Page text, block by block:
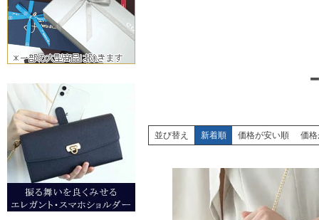
並び替え 新着順 価格が安い順 価